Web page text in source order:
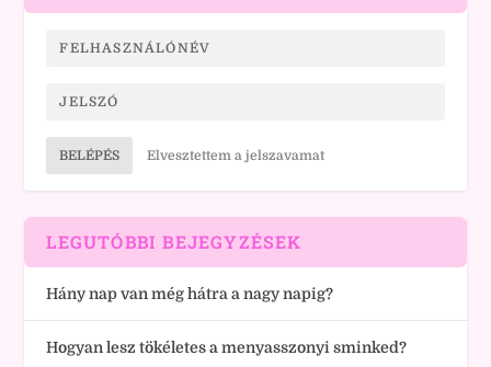
BELÉPÉS Elvesztettem a jelszavamat
LEGUTÓBBI BEJEGYZÉSEK
Hány nap van még hátra a nagy napig?
Hogyan lesz tökéletes a menyasszonyi sminked?